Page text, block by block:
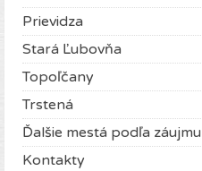
Prievidza
Stará Ľubovňa
Topoľčany
Trstená
Ďalšie mestá podľa záujmu
Kontakty